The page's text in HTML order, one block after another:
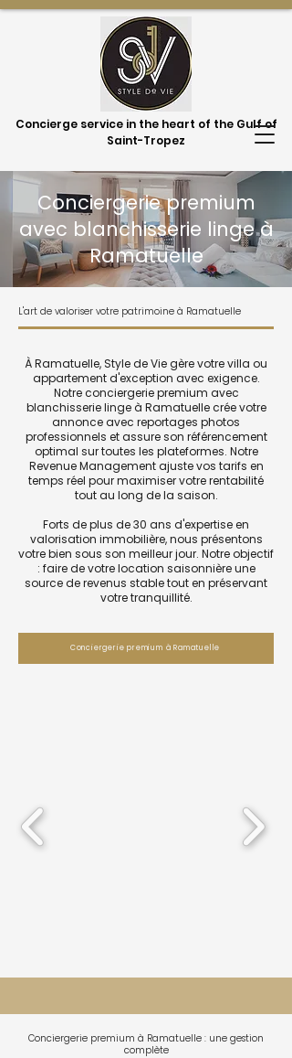
Concierge service in the heart of the Gulf of
Saint-Tropez
Conciergerie premium
avec blanchisserie linge à
Ramatuelle
L'art de valoriser votre patrimoine à Ramatuelle
À Ramatuelle, Style de Vie gère votre villa ou
appartement d'exception avec exigence.
Notre conciergerie premium avec
blanchisserie linge à Ramatuelle crée votre
annonce avec reportages photos
professionnels et assure son référencement
optimal sur toutes les plateformes. Notre
Revenue Management ajuste vos tarifs en
temps réel pour maximiser votre rentabilité
tout au long de la saison.
Forts de plus de 30 ans d'expertise en
valorisation immobilière, nous présentons
votre bien sous son meilleur jour. Notre objectif
: faire de votre location saisonnière une
source de revenus stable tout en préservant
votre tranquillité.
Conciergerie premium à Ramatuelle
Conciergerie premium à Ramatuelle : une gestion
complète